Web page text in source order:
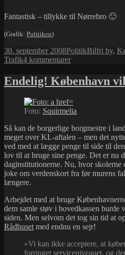
Fantastisk – tillykke til Nørrebro 🙂
(Grafik: Politiken)
Udgivet
i
30. september 2008Kategorier
PolitikTags
Bilfri by,
Trafik4 kommentarertil
Nørrebro!
Endelig! København
Foto: Squirmelia
Så kan de borgerlige borgmestre i
meget over KL-aftalen – men det
ved med at lægge penge til side til
lov til at bruge sine penge. Det er nu
daginstitutionerne. Nu, hvor skolerne
joke om verdenskort fra før murens
længere.
Arbejdet med at bruge
dem samle støv i hovedkassen burde
siden. Men selvom det tog sin tid at
Rådhusetmed endnu en sejr!
»Vi kan ikke acceptere, at
forringet serviceniveauet, og